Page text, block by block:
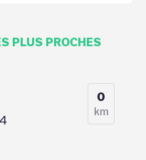
PLUS PROCHES
0
km